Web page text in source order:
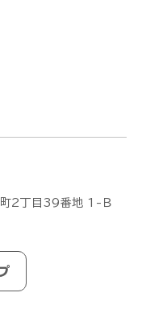
2丁目39番地 1-Ｂ